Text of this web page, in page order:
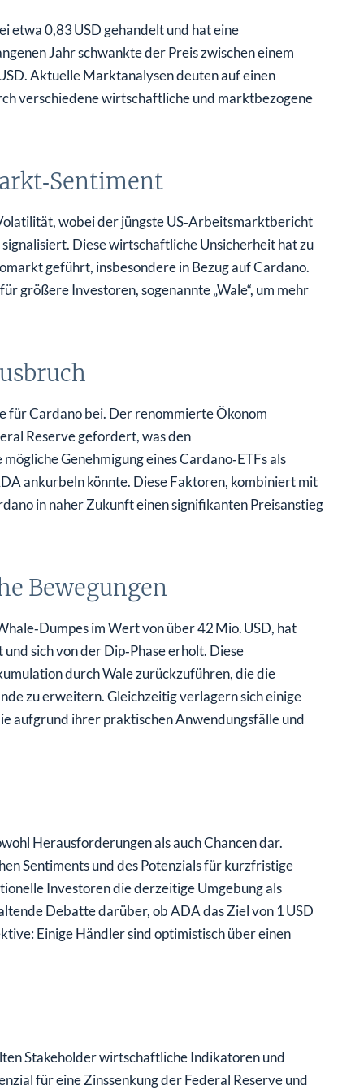
0,83 USD gehandelt und hat eine
Jahr schwankte der Preis zwischen einem
Aktuelle Marktanalysen deuten auf einen
verschiedene wirtschaftliche und marktbezogene
wobei der jüngste US‑Arbeitsmarktbericht
Diese wirtschaftliche Unsicherheit hat zu
geführt, insbesondere in Bezug auf Cardano.
größere Investoren, sogenannte „Wale“, um mehr
für Cardano bei. Der renommierte Ökonom
Reserve gefordert, was den
Genehmigung eines Cardano‑ETFs als
ankurbeln könnte. Diese Faktoren, kombiniert mit
in naher Zukunft einen signifikanten Preisanstieg
Bewegungen
im Wert von über 42 Mio. USD, hat
sich von der Dip‑Phase erholt. Diese
durch Wale zurückzuführen, die die
zu erweitern. Gleichzeitig verlagern sich einige
aufgrund ihrer praktischen Anwendungsfälle und
Herausforderungen als auch Chancen dar.
Sentiments und des Potenzials für kurzfristige
Investoren die derzeitige Umgebung als
Debatte darüber, ob ADA das Ziel von 1 USD
Einige Händler sind optimistisch über einen
Stakeholder wirtschaftliche Indikatoren und
für eine Zinssenkung der Federal Reserve und